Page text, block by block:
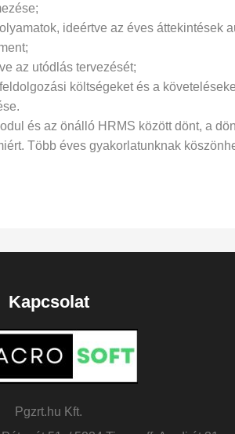
ideértve az éves áttekintések
az utódlás tervezését;
költségeket és a
és az önálló HRMS között dönt, a
Több éves gyakorlatunknak
Kapcsolat
Pgzrt.hu Kft.